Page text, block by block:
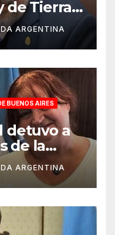
de Tierras:
ARGENTINA
BUENOS AIRES
detuvo a
de la
por la
ARGENTINA